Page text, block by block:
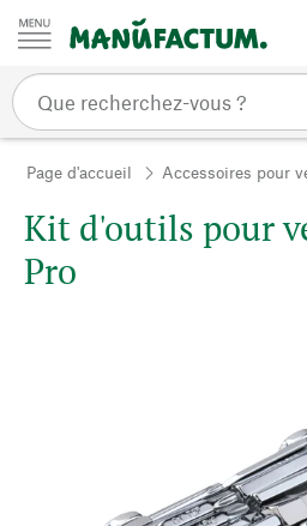
Passer au contenu
Page d'accueil Accessoires pour
Kit d'outils pour
Pro